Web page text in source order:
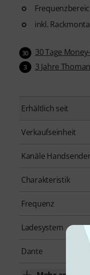
inkl.
30 30 Tage
3 3 Jahre
Erhältlich seit
Verkaufseinheit
Kanäle Handsender
Charakteristik
Frequenz
Ladesystem
Dante